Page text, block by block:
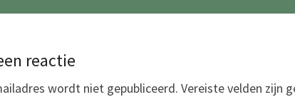
reactie
wordt niet gepubliceerd. Vereiste velden zijn